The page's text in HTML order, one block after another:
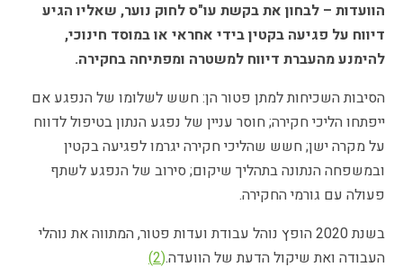
הוועדות – לבחון את בקשת עו"ס לחוק נוער, שאליו הגיע
דיווח על פגיעה בקטין בידי אחראי או במוסד חינוכי,
להימנע מהעברת דיווח למשטרה ומפתיחה בחקירה.
הסיבות השכיחות למתן פטור הן: חשש לשלומו של הנפגע אם
ייפתחו הליכי חקירה; חוסר עניין של נפגע הנתון בטיפול לדווח
על מקרה ישן; חשש שהליכי חקירה יגרמו לפגיעה בקטין
ובמשפחה הנתונה בתהליך שיקום; סירוב של הנפגע לשתף
פעולה עם גורמי החקירה.
בשנת 2020 הופץ נוהל עבודת ועדות פטור, המתווה את נוהלי
העבודה ואת שיקול הדעת של הוועדה.(2)